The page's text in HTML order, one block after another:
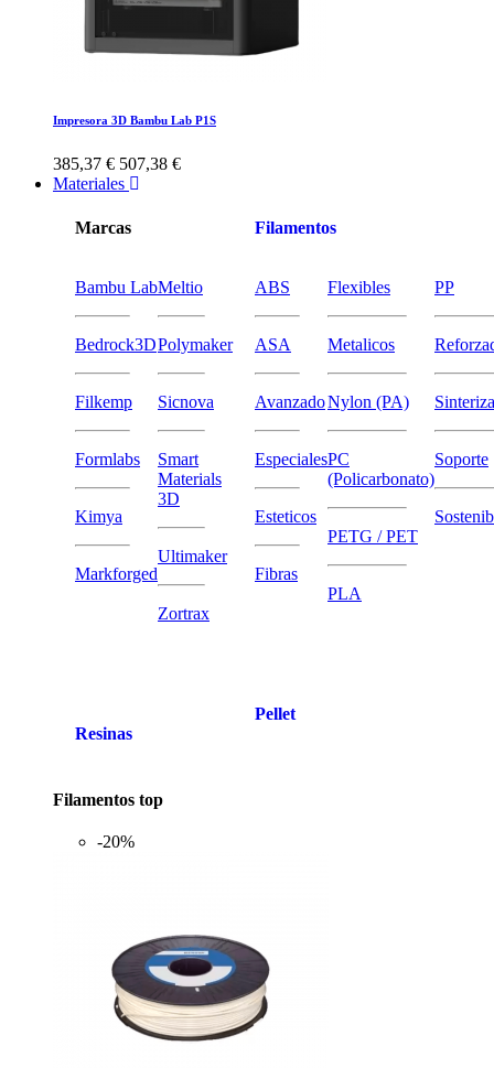
Impresora 3D Bambu Lab P1S
385,37 € 507,38 €
Materiales
Marcas
Bambu Lab
Bedrock3D
Filkemp
Formlabs
Kimya
Markforged
Meltio
Polymaker
Sicnova
Smart
Materials
3D
Ultimaker
Zortrax
Resinas
Filamentos
ABS
ASA
Avanzado
Especiales
Esteticos
Fibras
Flexibles
Metalicos
Nylon (PA)
PC
(Policarbonato)
PETG / PET
PLA
PP
Soporte
Pellet
Filamentos top
-20%